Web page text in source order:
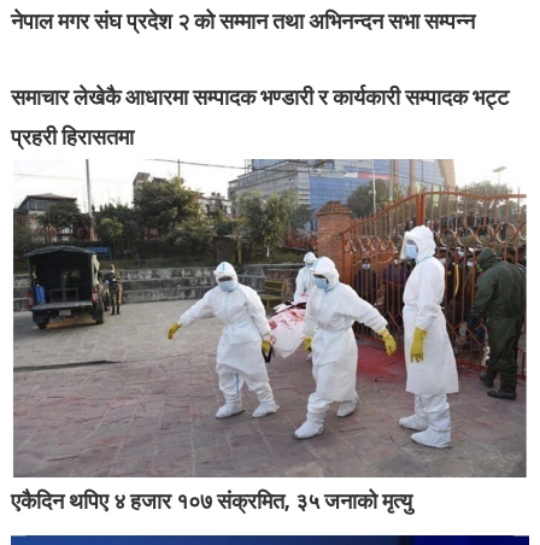
नेपाल मगर संघ प्रदेश २ को सम्मान तथा अभिनन्दन सभा सम्पन्न
समाचार लेखेकै आधारमा सम्पादक भण्डारी र कार्यकारी सम्पादक भट्ट
प्रहरी हिरासतमा
एकैदिन थपिए ४ हजार १०७ संक्रमित, ३५ जनाको मृत्यु